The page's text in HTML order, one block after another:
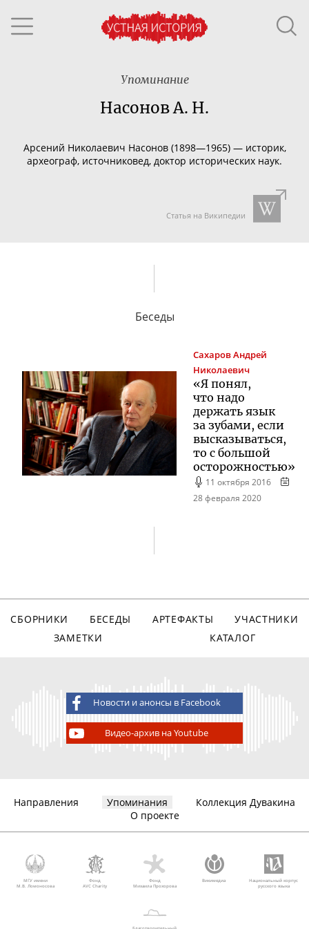
Упоминание
Насонов А. Н.
Арсений Николаевич Насонов (1898—1965) — историк,
археограф, источниковед, доктор исторических наук.
Статья на Википедии
Беседы
СахаровАндрей
Николаевич
«Я понял,
что надо
держать язык
за зубами, если
высказываться,
то с большой
осторожностью»
11 октября 2016
28 февраля 2020
СБОРНИКИ БЕСЕДЫ АРТЕФАКТЫ
УЧАСТНИКИ
ЗАМЕТКИ
КАТАЛОГ
Новости и анонсы в Facebook
Видео-архив на Youtube
Направления Упоминания
Коллекция Дувакина
О проекте
МГУ имени
М.В. Ломоносова
Фонд
AVC Charity
Фонд
Михаила Прохорова
Викимедиа
Национальный корпус
русского языка